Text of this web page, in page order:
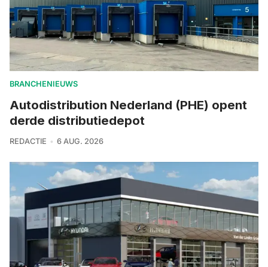
BRANCHENIEUWS
Autodistribution Nederland (PHE) opent
derde distributiedepot
REDACTIE 6 AUG. 2026